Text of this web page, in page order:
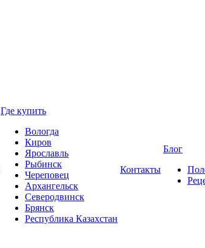
Где купить
Вологда
Киров
Ярославль
Рыбинск
Череповец
Архангельск
Северодвинск
Брянск
Республика Казахстан
Контакты
Блог